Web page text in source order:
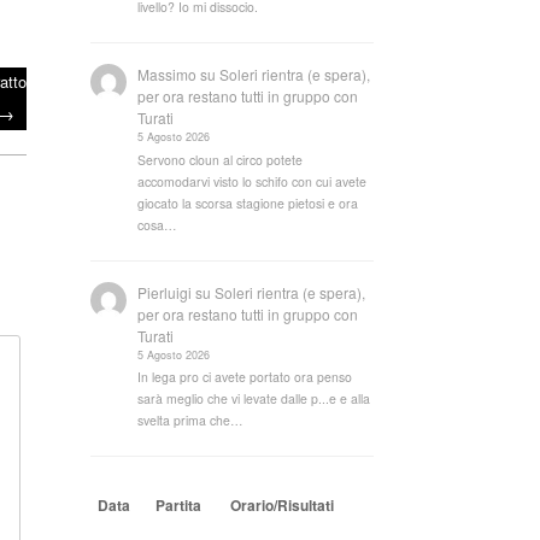
livello? Io mi dissocio.
Massimo suSoleri rientra (e spera),
per ora restano tutti in gruppo con
Turati
5 Agosto 2026
Servono cloun al circo potete
accomodarvi visto lo schifo con cui avete
giocato la scorsa stagione pietosi e ora
cosa…
Pierluigi suSoleri rientra (e spera),
per ora restano tutti in gruppo con
Turati
5 Agosto 2026
In lega pro ci avete portato ora penso
sarà meglio che vi levate dalle p...e e alla
svelta prima che…
Data Partita Orario/Risultati